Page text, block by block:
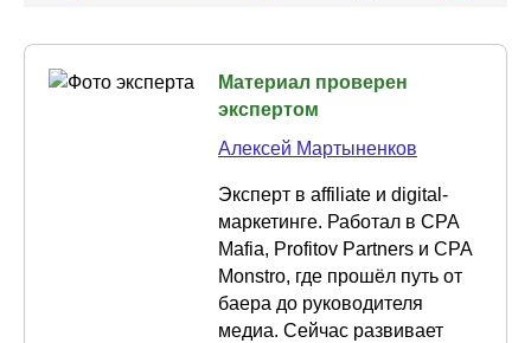
Материал проверен
экспертом
Алексей Мартыненков
Эксперт в affiliate и digital-
маркетинге. Работал в CPA
Mafia, Profitov Partners и CPA
Monstro, где прошёл путь от
баера до руководителя
медиа. Сейчас развивает